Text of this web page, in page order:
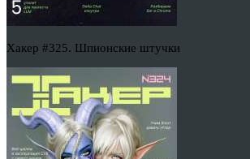
Хакер #325. Шпионские штучки